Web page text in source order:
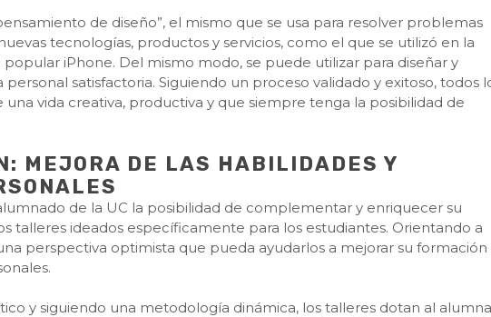
de diseño”, el mismo que se usa para resolver problemas
tecnologías, productos y servicios, como el que se utilizó en la
iPhone. Del mismo modo, se puede utilizar para diseñar y
satisfactoria. Siguiendo un proceso validado y exitoso, todos
vida creativa, productiva y que siempre tenga la posibilidad de
MEJORA DE LAS HABILIDADES Y
de la UC la posibilidad de complementar y enriquecer su
talleres ideados específicamente para los estudiantes. Orientando a
perspectiva optimista que pueda ayudarlos a mejorar su formación
y siguiendo una metodología dinámica, los talleres dotan al